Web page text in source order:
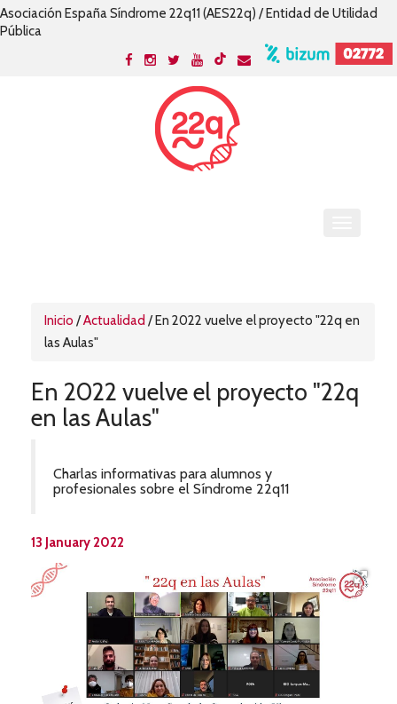
Asociación España Síndrome 22q11 (AES22q) / Entidad de Utilidad
Pública
Inicio /Actualidad /En 2022 vuelve el proyecto "22q en
las Aulas"
En 2022 vuelve el proyecto "22q
en las Aulas"
Charlas informativas para alumnos y
profesionales sobre el Síndrome 22q11
13 January 2022